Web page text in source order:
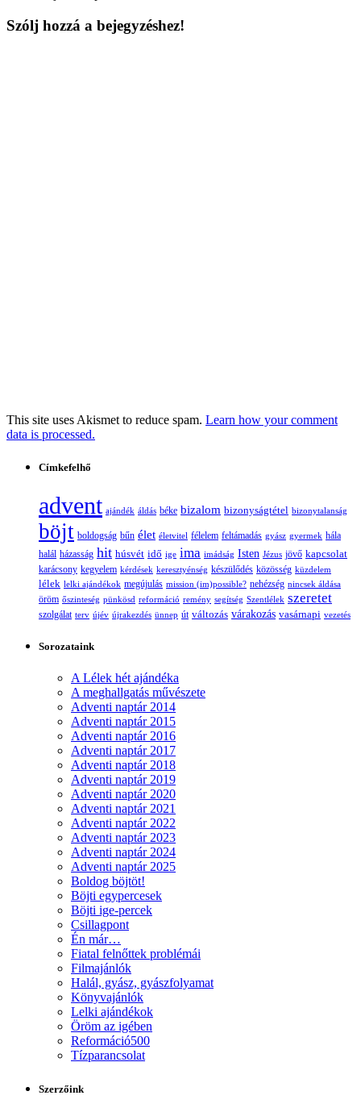
Szólj hozzá a bejegyzéshez!
This site uses Akismet to reduce spam. Learn how your comment
data is processed.
Címkefelhő
advent ajándék áldás béke bizalom bizonyságtétel bizonytalanság
böjt boldogság bűn élet életvitel félelem feltámadás gyász gyermek hála
halál házasság hit húsvét idő ige ima imádság Isten Jézus jövő kapcsolat
karácsony kegyelem kérdések keresztyénség készülődés közösség küzdelem
lélek lelki ajándékok megújulás mission (im)possible? nehézség nincsek áldása
öröm őszinteség pünkösd reformáció remény segítség Szentlélek szeretet
szolgálat terv újév újrakezdés ünnep út változás várakozás vasárnapi vezetés
Sorozataink
A Lélek hét ajándéka
A meghallgatás művészete
Adventi naptár 2014
Adventi naptár 2015
Adventi naptár 2016
Adventi naptár 2017
Adventi naptár 2018
Adventi naptár 2019
Adventi naptár 2020
Adventi naptár 2021
Adventi naptár 2022
Adventi naptár 2023
Adventi naptár 2024
Adventi naptár 2025
Boldog böjtöt!
Böjti egypercesek
Böjti ige-percek
Csillagpont
Én már…
Fiatal felnőttek problémái
Filmajánlók
Halál, gyász, gyászfolyamat
Könyvajánlók
Lelki ajándékok
Öröm az igében
Reformáció500
Tízparancsolat
Szerzőink